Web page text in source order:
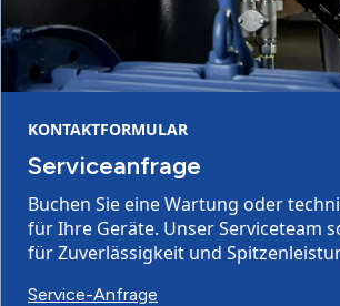
KONTAKTFORMULAR
Serviceanfrage
Buchen Sie eine Wartung oder
für Ihre Geräte. Unser Serviceteam
für Zuverlässigkeit und
Service-Anfrage